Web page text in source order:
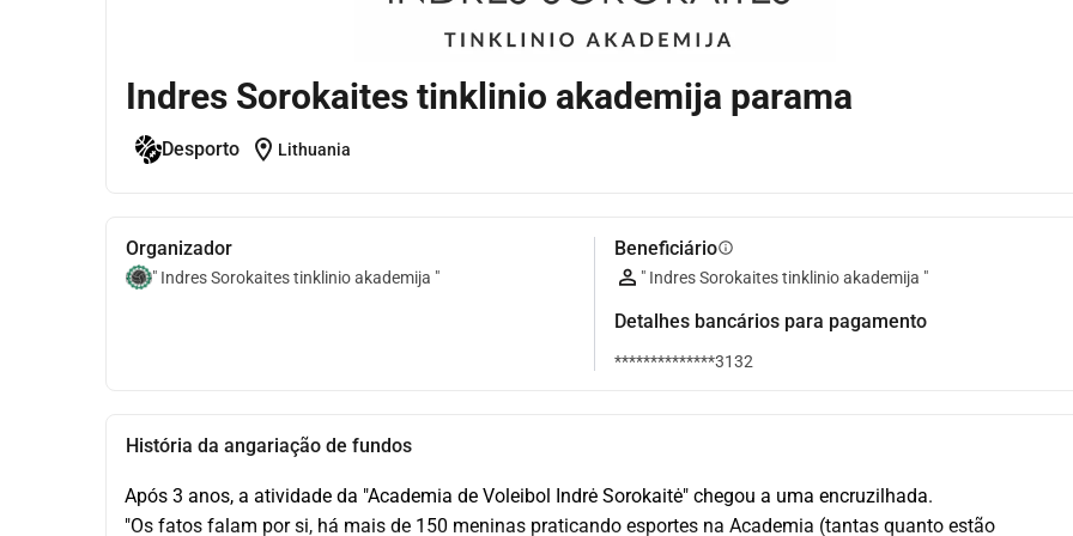
Indres Sorokaites tinklinio akademija parama
Desporto location_on Lithuania
Organizador
" Indres Sorokaites tinklinio akademija "
Beneficiárioinfo
" Indres Sorokaites tinklinio akademija "
Detalhes bancários para pagamento
**************3132
História da angariação de fundos
Após 3 anos, a atividade da "Academia de Voleibol Indrė Sorokaitė" chegou a uma encruzilhada.
"Os fatos falam por si, há mais de 150 meninas praticando esportes na Academia (tantas quanto estão